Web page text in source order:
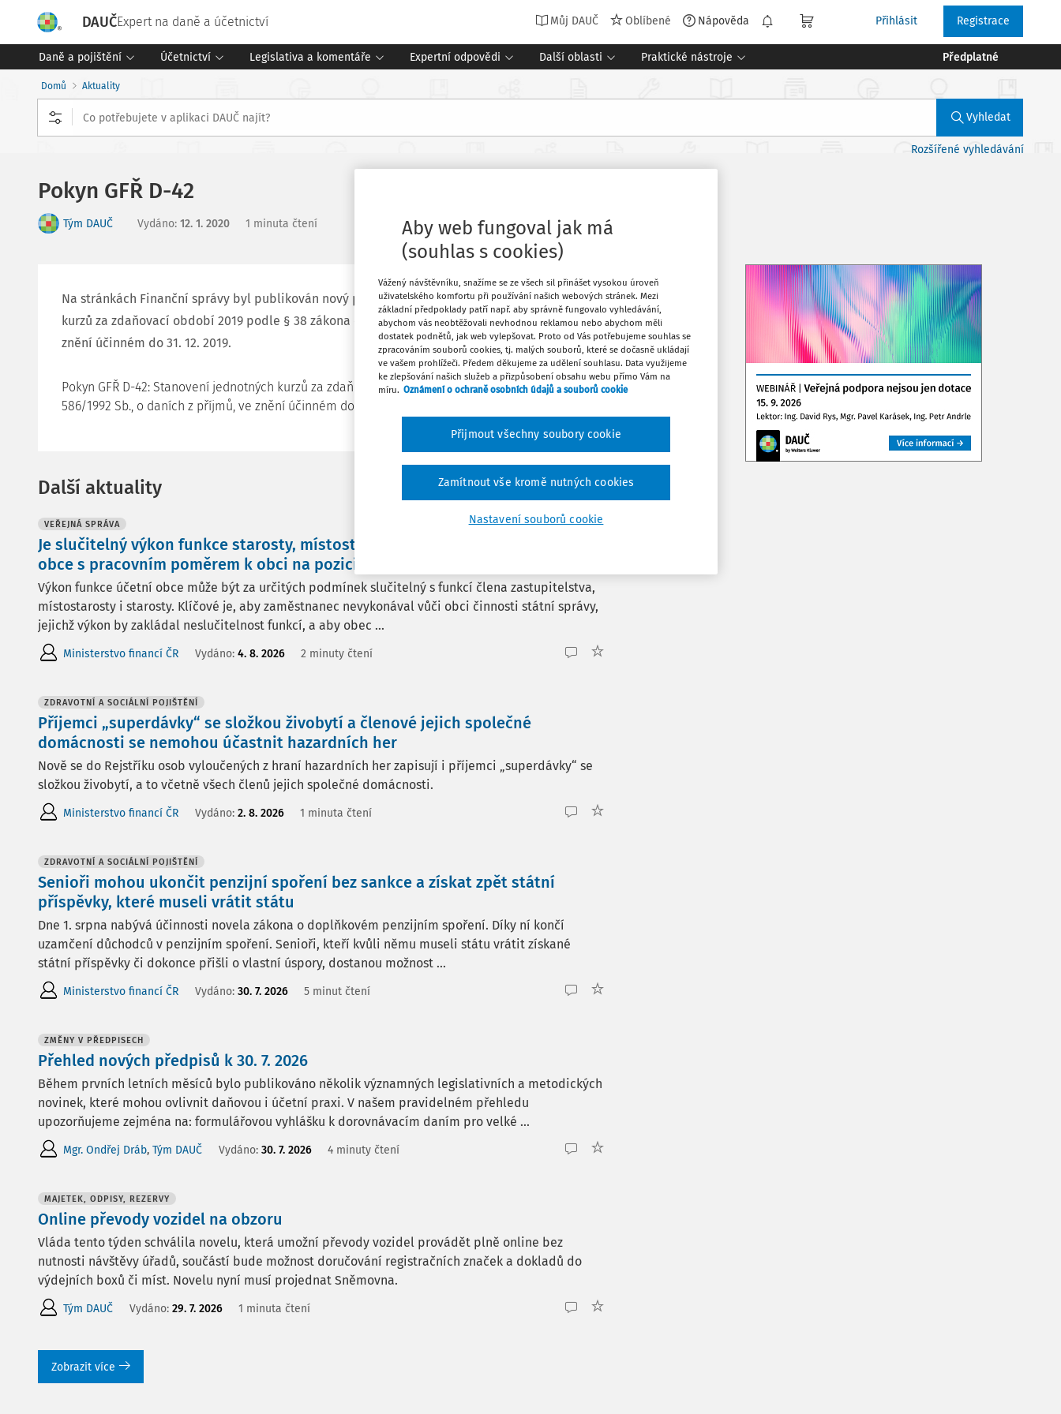
DAUČExpert na daně a účetnictví Můj DAUČ Oblíbené Nápověda Přihlásit Registrace
Daně a pojištění Účetnictví Legislativa a komentáře Expertní odpovědi Další oblasti Praktické nástroje Předplatné
Domů Aktuality
Vyhledat
Rozšířené vyhledávání
Pokyn GFŘ D-42
Tým DAUČ Vydáno: 12. 1. 2020 1 minuta čtení
Na stránkách Finanční správy byl publikován nový pokyn GFŘ D-42: Stanovení jednotných
kurzů za zdaňovací období 2019 podle § 38 zákona č. 586/1992 Sb., o daních z příjmů, ve
znění účinném do 31. 12. 2019.
Pokyn GFŘ D-42: Stanovení jednotných kurzů za zdaňovací období 2019 podle § 38 zákona č.
586/1992 Sb., o daních z příjmů, ve znění účinném do 31. 12. 2019
Další aktuality
VEŘEJNÁ SPRÁVA
Je slučitelný výkon funkce starosty, místostarosty nebo člena zastupitelstva
obce s pracovním poměrem k obci na pozici účetní?
Výkon funkce účetní obce může být za určitých podmínek slučitelný s funkcí člena zastupitelstva,
místostarosty i starosty. Klíčové je, aby zaměstnanec nevykonával vůči obci činnosti státní správy,
jejichž výkon by zakládal neslučitelnost funkcí, a aby obec ...
Ministerstvo financí ČR Vydáno: 4. 8. 2026 2 minuty čtení
ZDRAVOTNÍ A SOCIÁLNÍ POJIŠTĚNÍ
Příjemci „superdávky“ se složkou živobytí a členové jejich společné
domácnosti se nemohou účastnit hazardních her
Nově se do Rejstříku osob vyloučených z hraní hazardních her zapisují i příjemci „superdávky“ se
složkou živobytí, a to včetně všech členů jejich společné domácnosti.
Ministerstvo financí ČR Vydáno: 2. 8. 2026 1 minuta čtení
ZDRAVOTNÍ A SOCIÁLNÍ POJIŠTĚNÍ
Senioři mohou ukončit penzijní spoření bez sankce a získat zpět státní
příspěvky, které museli vrátit státu
Dne 1. srpna nabývá účinnosti novela zákona o doplňkovém penzijním spoření. Díky ní končí
uzamčení důchodců v penzijním spoření. Senioři, kteří kvůli němu museli státu vrátit získané
státní příspěvky či dokonce přišli o vlastní úspory, dostanou možnost ...
Ministerstvo financí ČR Vydáno: 30. 7. 2026 5 minut čtení
ZMĚNY V PŘEDPISECH
Přehled nových předpisů k 30. 7. 2026
Během prvních letních měsíců bylo publikováno několik významných legislativních a metodických
novinek, které mohou ovlivnit daňovou i účetní praxi. V našem pravidelném přehledu
upozorňujeme zejména na: formulářovou vyhlášku k dorovnávacím daním pro velké ...
Mgr. Ondřej Dráb, Tým DAUČ Vydáno: 30. 7. 2026 4 minuty čtení
MAJETEK, ODPISY, REZERVY
Online převody vozidel na obzoru
Vláda tento týden schválila novelu, která umožní převody vozidel provádět plně online bez
nutnosti návštěvy úřadů, součástí bude možnost doručování registračních značek a dokladů do
výdejních boxů či míst. Novelu nyní musí projednat Sněmovna.
Tým DAUČ Vydáno: 29. 7. 2026 1 minuta čtení
Zobrazit více
Oblíbené
Stáhnout
Aby web fungoval jak má
(souhlas s cookies)
Vážený návštěvníku, snažíme se ze všech sil přinášet vysokou úroveň
uživatelského komfortu při používání našich webových stránek. Mezi
základní předpoklady patří např. aby správně fungovalo vyhledávání,
abychom vás neobtěžovali nevhodnou reklamou nebo abychom měli
dostatek podnětů, jak web vylepšovat. Proto od Vás potřebujeme souhlas se
zpracováním souborů cookies, tj. malých souborů, které se dočasně ukládají
ve vašem prohlížeči. Předem děkujeme za udělení souhlasu. Data využijeme
ke zlepšování našich služeb a přizpůsobení obsahu webu přímo Vám na
míru. Oznámení o ochraně osobních údajů a souborů cookie
Nastavení souborů cookie
Zamítnout vše kromě nutných cookies
Přijmout všechny soubory cookie